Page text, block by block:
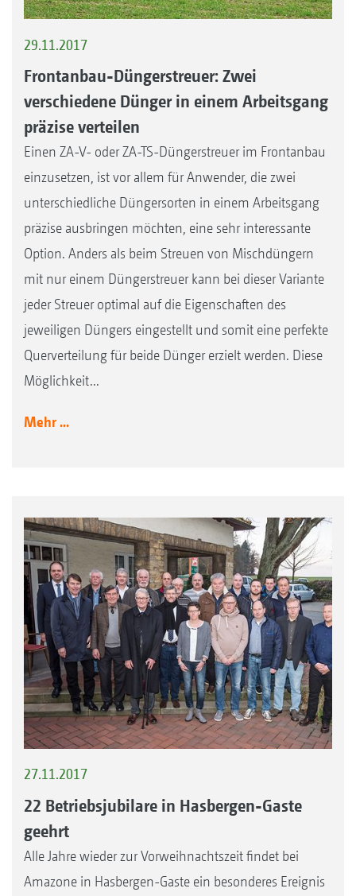
29.11.2017
Frontanbau-Düngerstreuer: Zwei
verschiedene Dünger in einem Arbeitsgang
präzise verteilen
Einen ZA-V- oder ZA-TS-Düngerstreuer im Frontanbau
einzusetzen, ist vor allem für Anwender, die zwei
unterschiedliche Düngersorten in einem Arbeitsgang
präzise ausbringen möchten, eine sehr interessante
Option. Anders als beim Streuen von Mischdüngern
mit nur einem Düngerstreuer kann bei dieser Variante
jeder Streuer optimal auf die Eigenschaften des
jeweiligen Düngers eingestellt und somit eine perfekte
Querverteilung für beide Dünger erzielt werden. Diese
Möglichkeit...
Mehr ...
27.11.2017
22 Betriebsjubilare in Hasbergen-Gaste
geehrt
Alle Jahre wieder zur Vorweihnachtszeit findet bei
Amazone in Hasbergen-Gaste ein besonderes Ereignis